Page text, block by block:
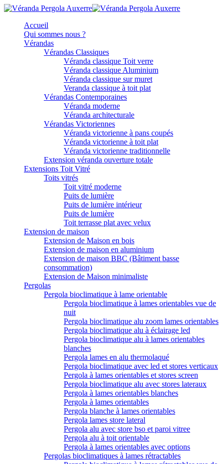
Accueil
Qui sommes nous ?
Vérandas
Vérandas Classiques
Véranda classique Toit verre
Véranda classique Aluminium
Véranda classique sur muret
Veranda classique à toit plat
Vérandas Contemporaines
Véranda moderne
Véranda architecturale
Vérandas Victoriennes
Véranda victorienne à pans coupés
Véranda victorienne à toit plat
Véranda victorienne traditionnelle
Extension véranda ouverture totale
Extensions Toit Vitré
Toits vitrés
Toit vitré moderne
Puits de lumière
Puits de lumière intérieur
Puits de lumière
Toit terrasse plat avec velux
Extension de maison
Extension de Maison en bois
Extension de maison en aluminium
Extension de maison BBC (Bâtiment basse
consommation)
Extension de Maison minimaliste
Pergolas
Pergola bioclimatique à lame orientable
Pergola bioclimatique à lames orientables vue de
nuit
Pergola bioclimatique alu zoom lames orientables
Pergola bioclimatique alu à éclairage led
Pergola bioclimatique alu à lames orientables
blanches
Pergola lames en alu thermolaqué
Pergola bioclimatique avec led et stores verticaux
Pergola à lames orientables et stores screen
Pergola bioclimatique alu avec stores lateraux
Pergola à lames orientables blanches
Pergola à lames orientables
Pergola blanche à lames orientables
Pergola lames store lateral
Pergola alu avec store bso et paroi vitree
Pergola alu à toit orientable
Pergola à lames orientables avec options
Pergolas bioclimatiques à lames rétractables